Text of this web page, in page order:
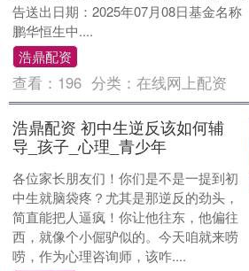
告送出日期：2025年07月08日基金名称
鹏华恒生中....
浩鼎配资
查看： 196 分类：在线网上配资
浩鼎配资 初中生逆反该如何辅
导_孩子_心理_青少年
各位家长朋友们！你们是不是一提到初
中生就脑袋疼？尤其是那逆反的劲头，
简直能把人逼疯！你让他往东，他偏往
西，就像个小倔驴似的。今天咱就来唠
唠，作为心理咨询师，该咋....